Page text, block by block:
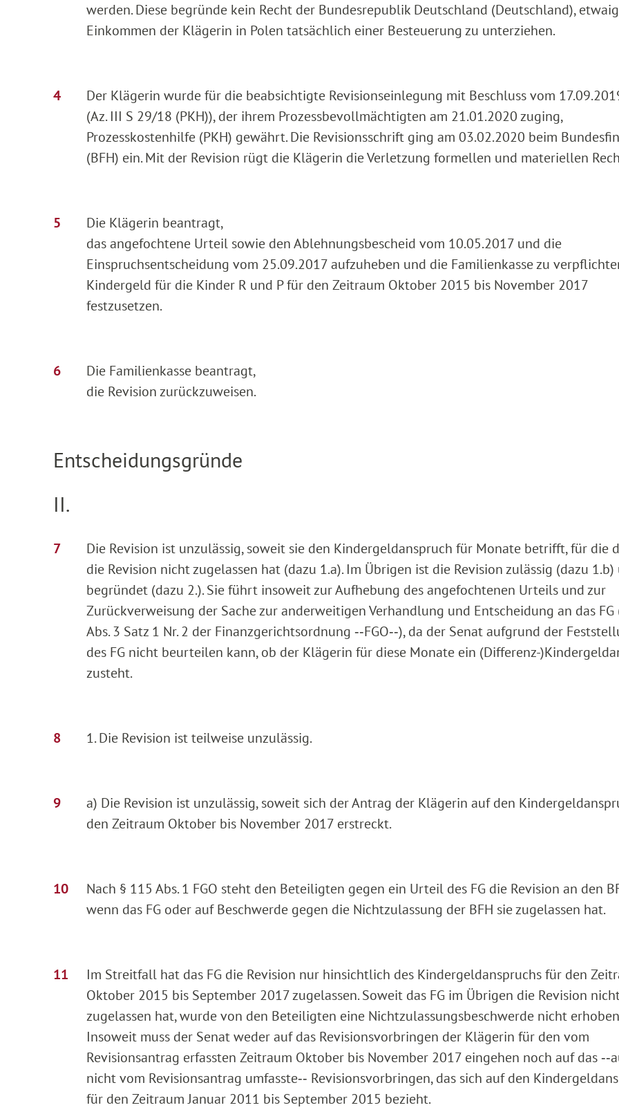
werden. Diese begründe kein Recht der Bundesrepublik Deutschland (Deutschland),
Einkommen der Klägerin in Polen tatsächlich einer Besteuerung zu unterziehen.
Der Klägerin wurde für die beabsichtigte Revisionseinlegung mit Beschluss vom
(Az. III S 29/18 (PKH)), der ihrem Prozessbevollmächtigten am 21.01.2020 zuging,
Prozesskostenhilfe (PKH) gewährt. Die Revisionsschrift ging am 03.02.2020 beim
(BFH) ein. Mit der Revision rügt die Klägerin die Verletzung formellen und materiellen
Die Klägerin beantragt,
das angefochtene Urteil sowie den Ablehnungsbescheid vom 10.05.2017 und die
Einspruchsentscheidung vom 25.09.2017 aufzuheben und die Familienkasse zu
Kindergeld für die Kinder R und P für den Zeitraum Oktober 2015 bis November 2017
festzusetzen.
Die Familienkasse beantragt,
die Revision zurückzuweisen.
Entscheidungsgründe
II.
Die Revision ist unzulässig, soweit sie den Kindergeldanspruch für Monate betrifft, für die
die Revision nicht zugelassen hat (dazu 1.a). Im Übrigen ist die Revision zulässig (dazu 1.b)
begründet (dazu 2.). Sie führt insoweit zur Aufhebung des angefochtenen Urteils und zur
Zurückverweisung der Sache zur anderweitigen Verhandlung und Entscheidung an das FG
Abs. 3 Satz 1 Nr. 2 der Finanzgerichtsordnung ‑‑FGO‑‑), da der Senat aufgrund der
des FG nicht beurteilen kann, ob der Klägerin für diese Monate ein (Differenz-
zusteht.
1. Die Revision ist teilweise unzulässig.
a) Die Revision ist unzulässig, soweit sich der Antrag der Klägerin auf den
den Zeitraum Oktober bis November 2017 erstreckt.
Nach § 115 Abs. 1 FGO steht den Beteiligten gegen ein Urteil des FG die Revision an den
wenn das FG oder auf Beschwerde gegen die Nichtzulassung der BFH sie zugelassen hat.
Im Streitfall hat das FG die Revision nur hinsichtlich des Kindergeldanspruchs für den
Oktober 2015 bis September 2017 zugelassen. Soweit das FG im Übrigen die Revision
zugelassen hat, wurde von den Beteiligten eine Nichtzulassungsbeschwerde nicht
Insoweit muss der Senat weder auf das Revisionsvorbringen der Klägerin für den vom
Revisionsantrag erfassten Zeitraum Oktober bis November 2017 eingehen noch auf das
nicht vom Revisionsantrag umfasste‑‑ Revisionsvorbringen, das sich auf den
für den Zeitraum Januar 2011 bis September 2015 bezieht.